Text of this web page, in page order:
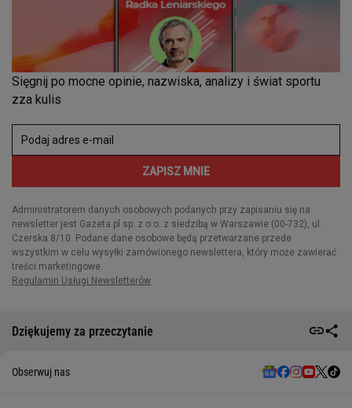
Dziękujemy za przeczytanie
Obserwuj nas